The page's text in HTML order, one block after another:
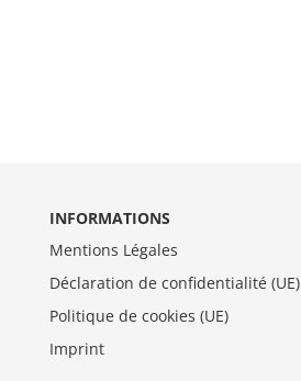
INFORMATIONS
Mentions Légales
Déclaration de confidentialité (UE)
Politique de cookies (UE)
Imprint